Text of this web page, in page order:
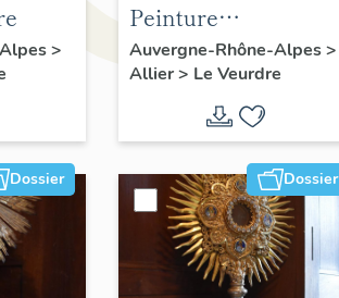
>
Peinture
monumentale :
Christ en majesté
Auvergne-Rhône-Alpes>
Allier> Le Veurdre
Dossier Dossier